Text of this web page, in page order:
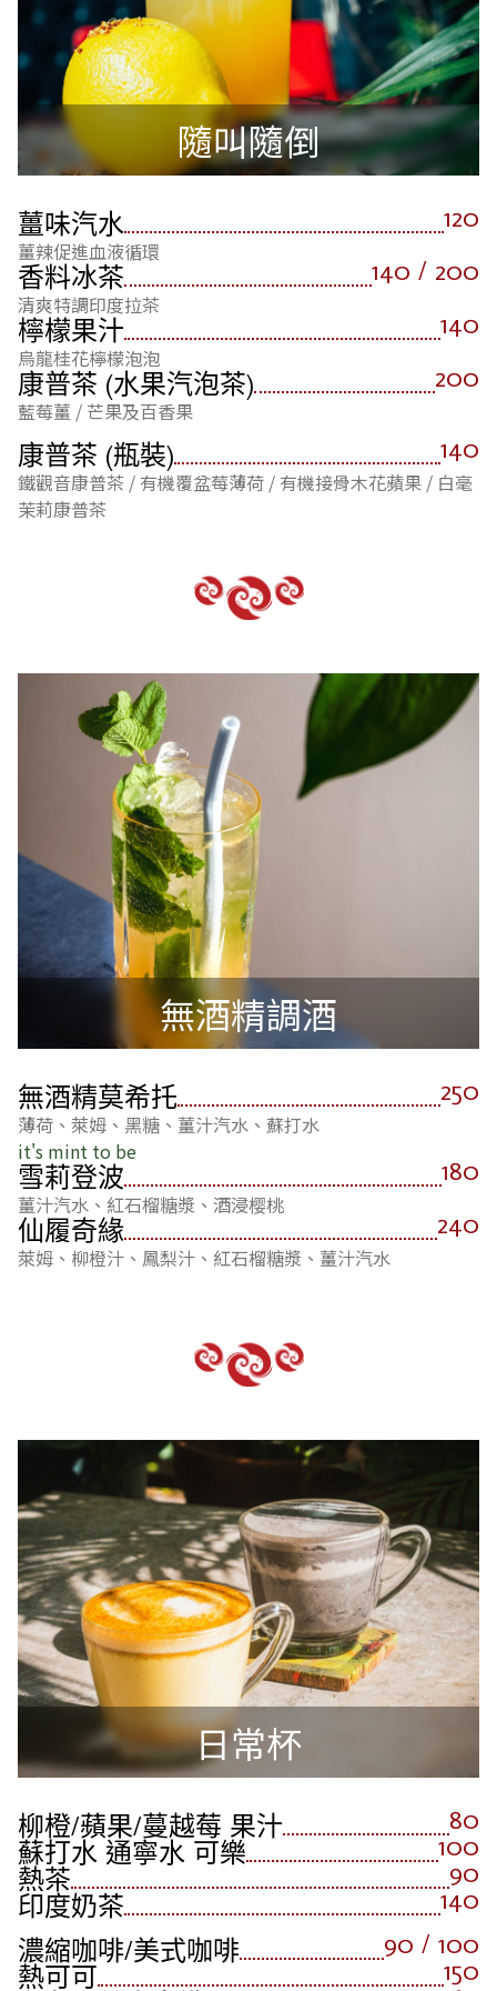
隨叫隨倒
薑味汽水 120
薑辣促進血液循環
香料冰茶 140 / 200
清爽特調印度拉茶
檸檬果汁 140
烏龍桂花檸檬泡泡
康普茶 (水果汽泡茶) 200
藍莓薑 / 芒果及百香果
康普茶 (瓶裝) 140
鐵觀音康普茶 / 有機覆盆莓薄荷 / 有機接骨木花蘋果 / 白毫
茉莉康普茶
無酒精調酒
無酒精莫希托 250
薄荷、萊姆、黑糖、薑汁汽水、蘇打水
it's mint to be
雪莉登波 180
薑汁汽水、紅石榴糖漿、酒浸樱桃
仙履奇緣 240
萊姆、柳橙汁、鳳梨汁、紅石榴糖漿、薑汁汽水
日常杯
柳橙/蘋果/蔓越莓 果汁
80
蘇打水 通寧水 可樂
100
熱茶
90
印度奶茶
140
濃縮咖啡/美式咖啡
90 / 100
熱可可
150